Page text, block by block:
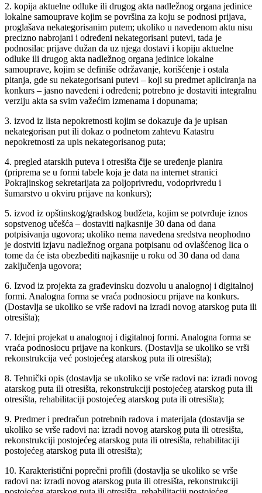
2. kopija aktuelne odluke ili drugog akta nadležnog organa jedinice
lokalne samouprave kojim se površina za koju se podnosi prijava,
proglašava nekategorisanim putem; ukoliko u navedenom aktu nisu
precizno nabrojani i određeni nekategorisani putevi, tada je
podnosilac prijave dužan da uz njega dostavi i kopiju aktuelne
odluke ili drugog akta nadležnog organa jedinice lokalne
samouprave, kojim se definiše održavanje, korišćenje i ostala
pitanja, gde su nekategorisani putevi – koji su predmet apliciranja na
konkurs – jasno navedeni i određeni; potrebno je dostaviti integralnu
verziju akta sa svim važećim izmenama i dopunama;
3. izvod iz lista nepokretnosti kojim se dokazuje da je upisan
nekategorisan put ili dokaz o podnetom zahtevu Katastru
nepokretnosti za upis nekategorisanog puta;
4. pregled atarskih puteva i otresišta čije se uređenje planira
(priprema se u formi tabele koja je data na internet stranici
Pokrajinskog sekretarijata za poljoprivredu, vodoprivredu i
šumarstvo u okviru prijave na konkurs);
5. izvod iz opštinskog/gradskog budžeta, kojim se potvrđuje iznos
sopstvenog učešća – dostaviti najkasnije 30 dana od dana
potpisivanja ugovora; ukoliko nema navedena sredstva neophodno
je dostviti izjavu nadležnog organa potpisanu od ovlašćenog lica o
tome da će ista obezbediti najkasnije u roku od 30 dana od dana
zaključenja ugovora;
6. Izvod iz projekta za građevinsku dozvolu u analognoj i digitalnoj
formi. Analogna forma se vraća podnosiocu prijave na konkurs.
(Dostavlja se ukoliko se vrše radovi na izradi novog atarskog puta ili
otresišta);
7. Idejni projekat u analognoj i digitalnoj formi. Analogna forma se
vraća podnosiocu prijave na konkurs. (Dostavlja se ukoliko se vrši
rekonstrukcija već postojećeg atarskog puta ili otresišta);
8. Tehnički opis (dostavlja se ukoliko se vrše radovi na: izradi novog
atarskog puta ili otresišta, rekonstrukciji postojećeg atarskog puta ili
otresišta, rehabilitaciji postojećeg atarskog puta ili otresišta);
9. Predmer i predračun potrebnih radova i materijala (dostavlja se
ukoliko se vrše radovi na: izradi novog atarskog puta ili otresišta,
rekonstrukciji postojećeg atarskog puta ili otresišta, rehabilitaciji
postojećeg atarskog puta ili otresišta);
10. Karakteristični poprečni profili (dostavlja se ukoliko se vrše
radovi na: izradi novog atarskog puta ili otresišta, rekonstrukciji